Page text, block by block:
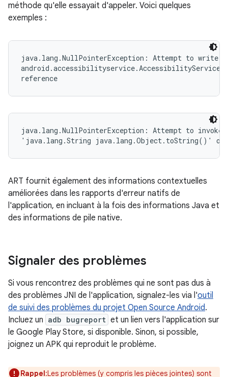
méthode qu'elle essayait d'appeler. Voici quelques
exemples :
java.lang.NullPointerException: Attempt to
reference
java.lang.NullPointerException: Attempt to invoke
'java.lang.String java.lang.Object.toString()' on
ART fournit également des informations contextuelles
améliorées dans les rapports d'erreur natifs de
l'application, en incluant à la fois des informations Java et
des informations de pile native.
Signaler des problèmes
Si vous rencontrez des problèmes qui ne sont pas dus à
des problèmes JNI de l'application, signalez-les via l'outil
de suivi des problèmes du projet Open Source Android.
Incluez un adb bugreport et un lien vers l'application sur
le Google Play Store, si disponible. Sinon, si possible,
joignez un APK qui reproduit le problème.
Rappel:Les problèmes (y compris les pièces jointes) sont